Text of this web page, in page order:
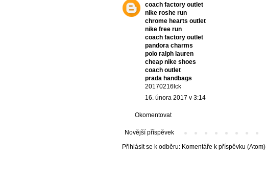
coach factory outlet
nike roshe run
chrome hearts outlet
nike free run
coach factory outlet
pandora charms
polo ralph lauren
cheap nike shoes
coach outlet
prada handbags
20170216lck
16. února 2017 v 3:14
Okomentovat
Novější příspěvek
Přihlásit se k odběru: Komentáře k příspěvku (Atom)